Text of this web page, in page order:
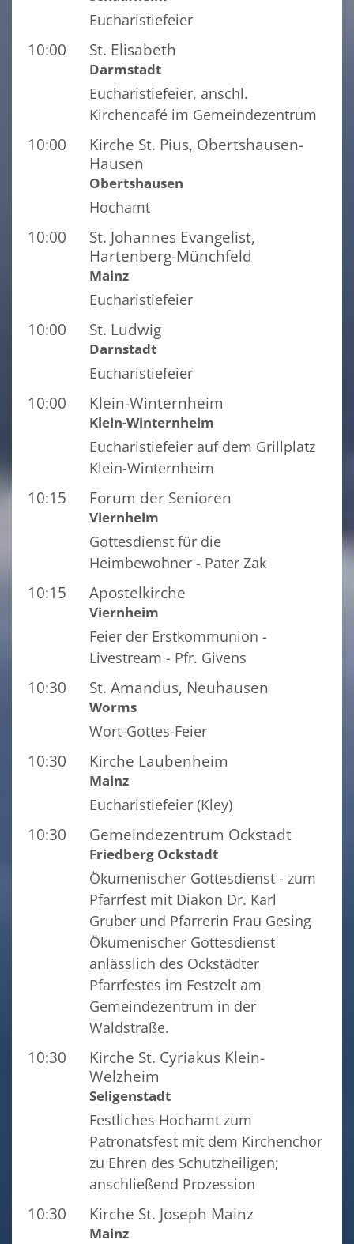
Eucharistiefeier
10:00 St. Elisabeth
Darmstadt
Eucharistiefeier, anschl.
Kirchencafé im Gemeindezentrum
10:00
Kirche St. Pius, Obertshausen-
Hausen
Obertshausen
Hochamt
10:00
St. Johannes Evangelist,
Hartenberg-Münchfeld
Mainz
Eucharistiefeier
10:00 St. Ludwig
Darnstadt
Eucharistiefeier
10:00 Klein-Winternheim
Klein-Winternheim
Eucharistiefeier auf dem Grillplatz
Klein-Winternheim
10:15 Forum der Senioren
Viernheim
Gottesdienst für die
Heimbewohner - Pater Zak
10:15 Apostelkirche
Viernheim
Feier der Erstkommunion -
Livestream - Pfr. Givens
10:30 St. Amandus, Neuhausen
Worms
Wort-Gottes-Feier
10:30 Kirche Laubenheim
Mainz
Eucharistiefeier (Kley)
10:30 Gemeindezentrum Ockstadt
Friedberg Ockstadt
Ökumenischer Gottesdienst - zum
Pfarrfest mit Diakon Dr. Karl
Gruber und Pfarrerin Frau Gesing
Ökumenischer Gottesdienst
anlässlich des Ockstädter
Pfarrfestes im Festzelt am
Gemeindezentrum in der
Waldstraße.
10:30
Kirche St. Cyriakus Klein-
Welzheim
Seligenstadt
Festliches Hochamt zum
Patronatsfest mit dem Kirchenchor
zu Ehren des Schutzheiligen;
anschließend Prozession
10:30 Kirche St. Joseph Mainz
Mainz